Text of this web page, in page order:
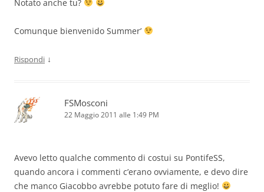
Notato anche tu?
Comunque bienvenido Summer’
Rispondi ↓
FSMosconi
22 Maggio 2011 alle 1:49 PM
Avevo letto qualche commento di costui su PontifeSS,
quando ancora i commenti c’erano ovviamente, e devo dire
che manco Giacobbo avrebbe potuto fare di meglio!